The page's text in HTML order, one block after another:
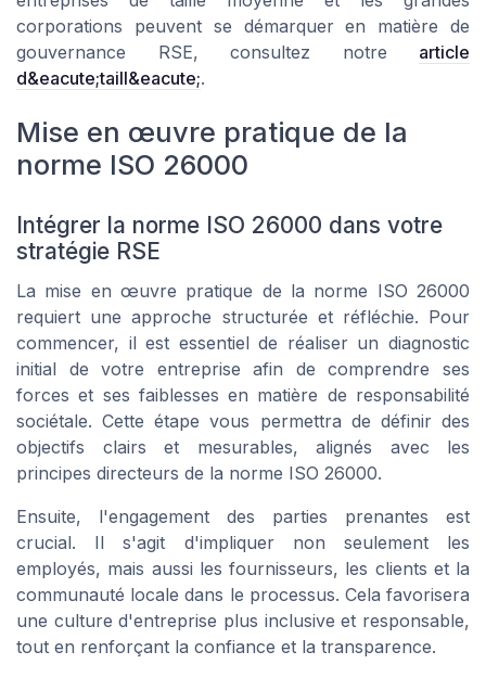
corporations peuvent se démarquer en matière de
gouvernance RSE, consultez notre article
d&eacute;taill&eacute;.
Mise en œuvre pratique de la
norme ISO 26000
Intégrer la norme ISO 26000 dans votre
stratégie RSE
La mise en œuvre pratique de la norme ISO 26000
requiert une approche structurée et réfléchie. Pour
commencer, il est essentiel de réaliser un diagnostic
initial de votre entreprise afin de comprendre ses
forces et ses faiblesses en matière de responsabilité
sociétale. Cette étape vous permettra de définir des
objectifs clairs et mesurables, alignés avec les
principes directeurs de la norme ISO 26000.
Ensuite, l'engagement des parties prenantes est
crucial. Il s'agit d'impliquer non seulement les
employés, mais aussi les fournisseurs, les clients et la
communauté locale dans le processus. Cela favorisera
une culture d'entreprise plus inclusive et responsable,
tout en renforçant la confiance et la transparence.